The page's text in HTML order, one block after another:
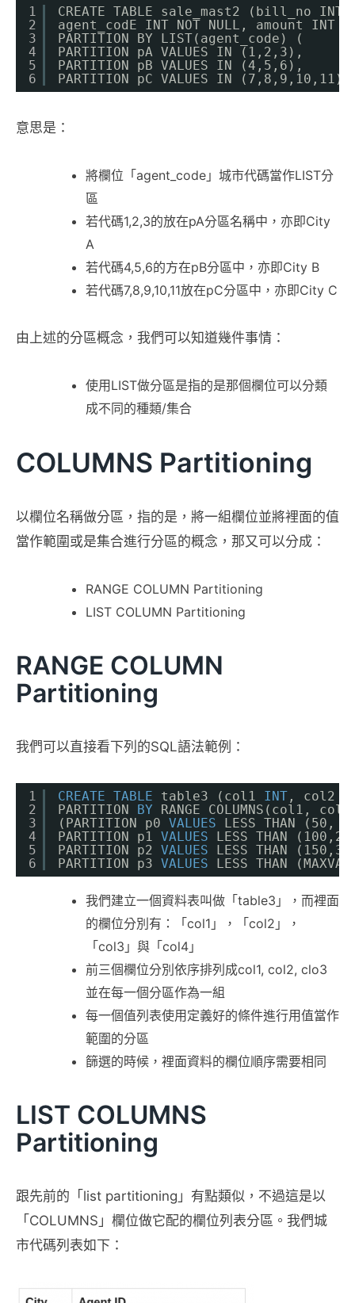
1
2
3
4
5
6
CREATE TABLE sale_mast2 (bill_no INT
agent_codE INT NOT NULL, amount INT
PARTITION BY LIST(agent_code) (
PARTITION pA VALUES IN (1,2,3),
PARTITION pB VALUES IN (4,5,6),
PARTITION pC VALUES IN
意思是：
將欄位「agent_code」城市代碼當作LIST分
區
若代碼1,2,3的放在pA分區名稱中，亦即City
A
若代碼4,5,6的方在pB分區中，亦即City B
若代碼7,8,9,10,11放在pC分區中，亦即City C
由上述的分區概念，我們可以知道幾件事情：
使用LIST做分區是指的是那個欄位可以分類
成不同的種類/集合
COLUMNS Partitioning
以欄位名稱做分區，指的是，將一組欄位並將裡面的值
當作範圍或是集合進行分區的概念，那又可以分成：
RANGE COLUMN Partitioning
LIST COLUMN Partitioning
RANGE COLUMN
Partitioning
我們可以直接看下列的SQL語法範例：
1
2
3
4
5
6
CREATE TABLE table3 (col1 INT , col2
PARTITION BY
RANGE COLUMNS(col1,
(PARTITION p0 VALUES
LESS THAN (50,
PARTITION p1 VALUES
LESS THAN
PARTITION p2 VALUES
LESS THAN
PARTITION p3 VALUES LESS THAN
我們建立一個資料表叫做「table3」，而裡面
的欄位分別有：「col1」，「col2」，
「col3」與「col4」
前三個欄位分別依序排列成col1, col2, clo3
並在每一個分區作為一組
每一個值列表使用定義好的條件進行用值當作
範圍的分區
篩選的時候，裡面資料的欄位順序需要相同
LIST COLUMNS
Partitioning
跟先前的「list partitioning」有點類似，不過這是以
「COLUMNS」欄位做它配的欄位列表分區。我們城
市代碼列表如下：